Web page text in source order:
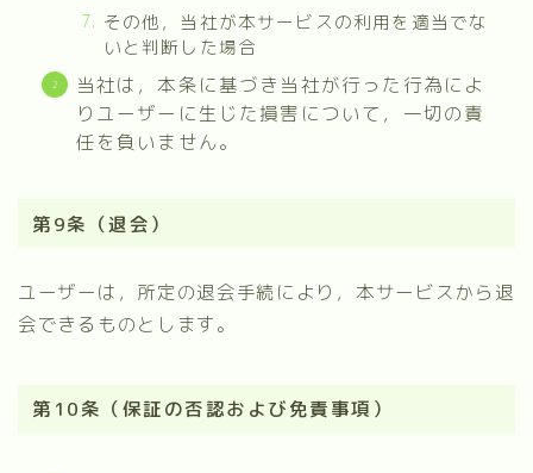
その他，当社が本サービスの利用を適当でな
いと判断した場合
当社は，本条に基づき当社が行った行為によ
りユーザーに生じた損害について，一切の責
任を負いません。
第9条（退会）
ユーザーは，所定の退会手続により，本サービスから退
会できるものとします。
第10条（保証の否認および免責事項）